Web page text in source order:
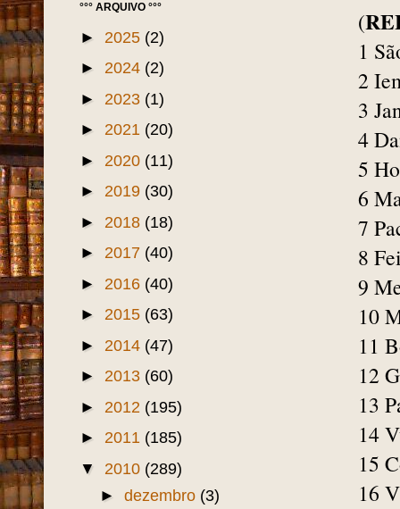
(
1
2
3
4
5
6
7
8
9
10
11
12
13
14
15
16
°°° ARQUIVO °°°
► 2025 (2)
► 2024 (2)
► 2023 (1)
► 2021 (20)
► 2020 (11)
► 2019 (30)
► 2018 (18)
► 2017 (40)
► 2016 (40)
► 2015 (63)
► 2014 (47)
► 2013 (60)
► 2012 (195)
► 2011 (185)
▼ 2010 (289)
► dezembro (3)